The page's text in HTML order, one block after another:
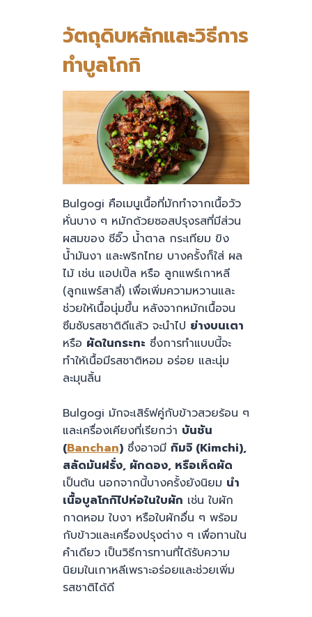
วัตถุดิบหลักและวิธีการ
ทำบูลโกกิ
Bulgogi คือเมนูเนื้อที่มักทำจากเนื้อวัว
หั่นบาง ๆ หมักด้วยซอสปรุงรสที่มีส่วน
ผสมของ ซีอิ๊ว น้ำตาล กระเทียม ขิง
น้ำมันงา และพริกไทย บางครั้งก็ใส่ ผล
ไม้ เช่น แอปเปิ้ล หรือ ลูกแพร์เกาหลี
(ลูกแพร์สาลี่) เพื่อเพิ่มความหวานและ
ช่วยให้เนื้อนุ่มขึ้น หลังจากหมักเนื้อจน
ซึมซับรสชาติดีแล้ว จะนำไป ย่างบนเตา
หรือ ผัดในกระทะ ซึ่งการทำแบบนี้จะ
ทำให้เนื้อมีรสชาติหอม อร่อย และนุ่ม
ละมุนลิ้น
Bulgogi มักจะเสิร์ฟคู่กับข้าวสวยร้อน ๆ
และเครื่องเคียงที่เรียกว่า บันชัน
(Banchan)ซึ่งอาจมี กิมจิ (Kimchi),
สลัดมันฝรั่ง, ผักดอง, หรือเห็ดผัด
เป็นต้น นอกจากนี้บางครั้งยังนิยม นำ
เนื้อบูลโกกิไปห่อในใบผัก เช่น ใบผัก
กาดหอม ใบงา หรือใบผักอื่น ๆ พร้อม
กับข้าวและเครื่องปรุงต่าง ๆ เพื่อทานใน
คำเดียว เป็นวิธีการทานที่ได้รับความ
นิยมในเกาหลีเพราะอร่อยและช่วยเพิ่ม
รสชาติได้ดี